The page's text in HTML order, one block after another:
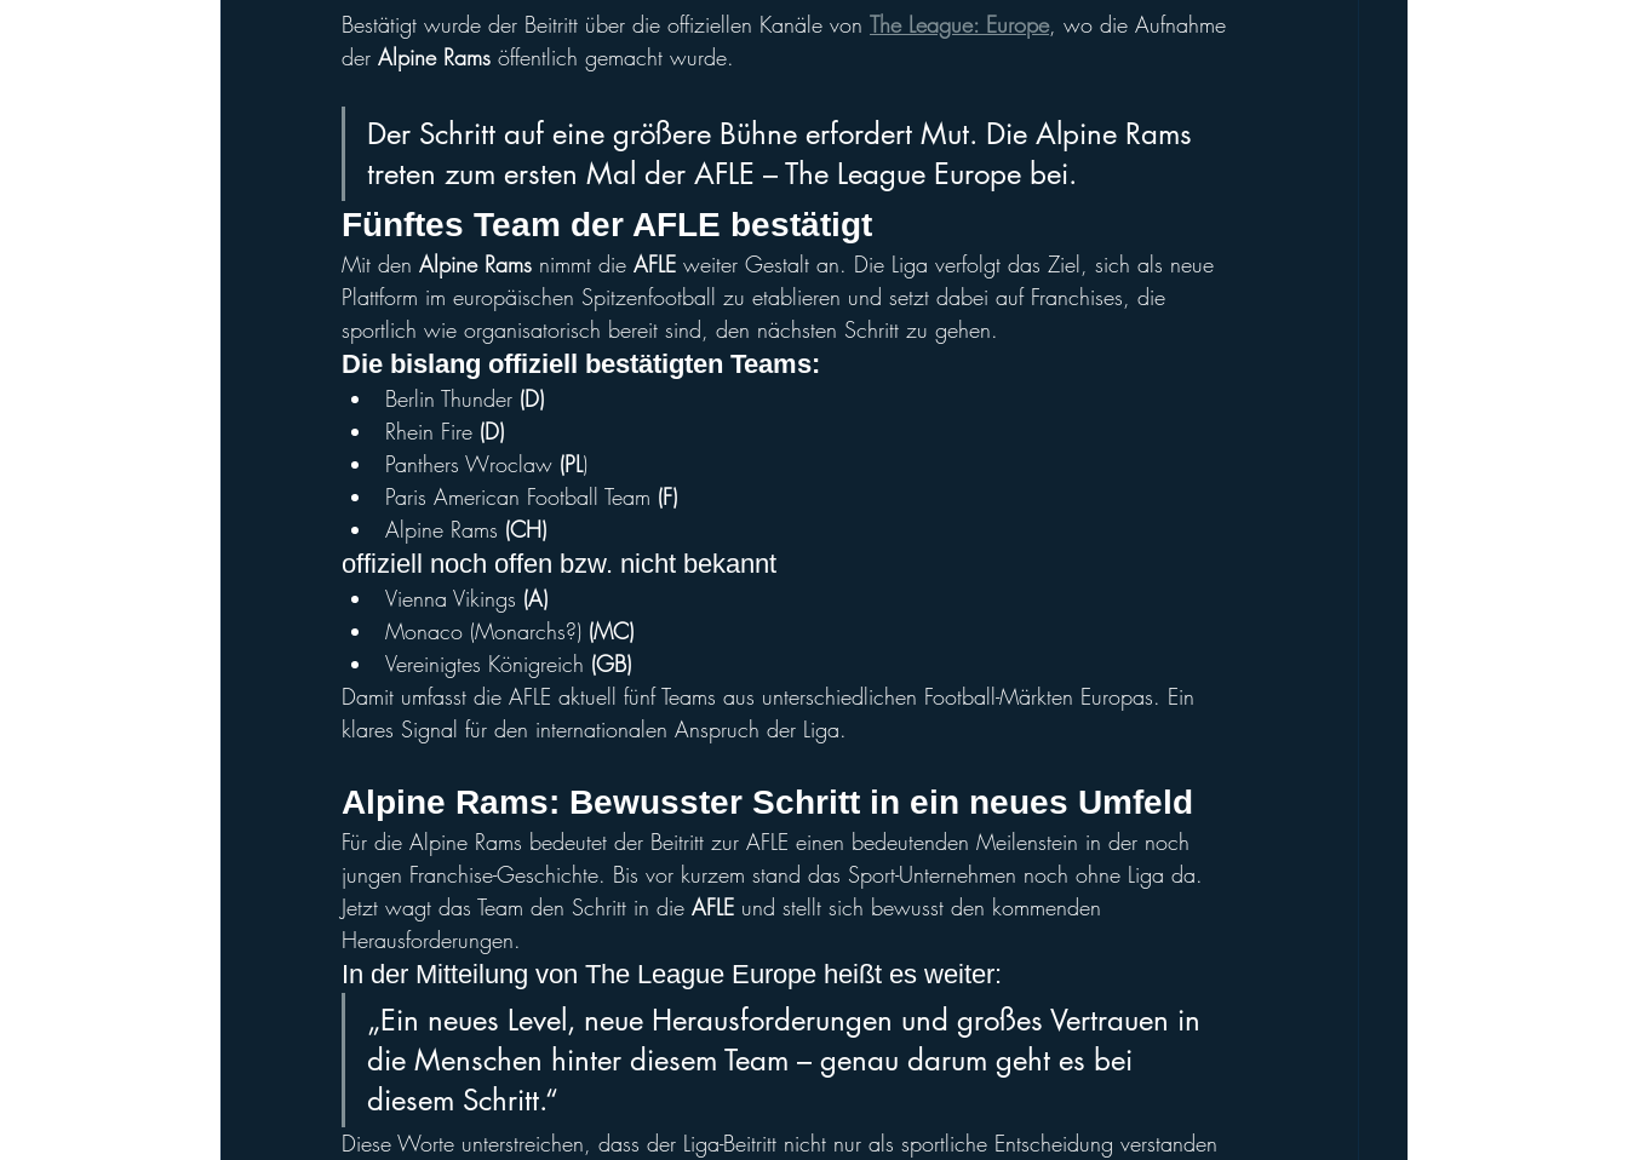
Bestätigt wurde der Beitritt über die offiziellen Kanäle von The League: Europe, wo die Aufnahme
der Alpine Rams öffentlich gemacht wurde.
Der Schritt auf eine größere Bühne erfordert Mut. Die Alpine Rams
treten zum ersten Mal der AFLE – The League Europe bei.
Fünftes Team der AFLE bestätigt
Mit den Alpine Rams nimmt die AFLE weiter Gestalt an. Die Liga verfolgt das Ziel, sich als neue
Plattform im europäischen Spitzenfootball zu etablieren und setzt dabei auf Franchises, die
sportlich wie organisatorisch bereit sind, den nächsten Schritt zu gehen.
Die bislang offiziell bestätigten Teams:
Berlin Thunder (D)
Rhein Fire (D)
Panthers Wroclaw (PL)
Paris American Football Team (F)
Alpine Rams (CH)
offiziell noch offen bzw. nicht bekannt
Vienna Vikings (A)
Monaco (Monarchs?) (MC)
Vereinigtes Königreich (GB)
Damit umfasst die AFLE aktuell fünf Teams aus unterschiedlichen Football-Märkten Europas. Ein
klares Signal für den internationalen Anspruch der Liga.
Alpine Rams: Bewusster Schritt in ein neues Umfeld
Für die Alpine Rams bedeutet der Beitritt zur AFLE einen bedeutenden Meilenstein in der noch
jungen Franchise-Geschichte. Bis vor kurzem stand das Sport-Unternehmen noch ohne Liga da.
Jetzt wagt das Team den Schritt in die AFLE und stellt sich bewusst den kommenden
Herausforderungen.
In der Mitteilung von The League Europe heißt es weiter:
„Ein neues Level, neue Herausforderungen und großes Vertrauen in
die Menschen hinter diesem Team – genau darum geht es bei
diesem Schritt.“
Diese Worte unterstreichen, dass der Liga-Beitritt nicht nur als sportliche Entscheidung verstanden